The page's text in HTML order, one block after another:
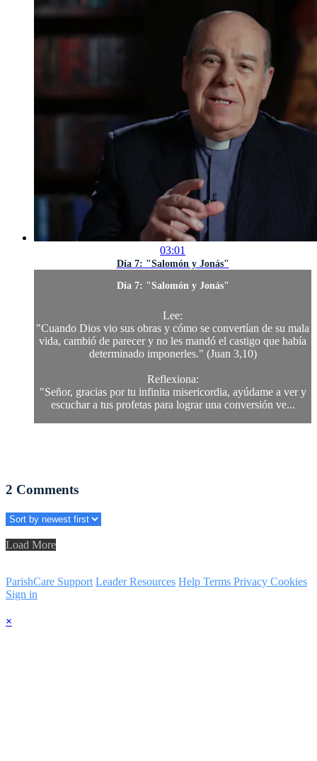
03:01
Día 7: "Salomón y Jonás"
Día 7: "Salomón y Jonás"
Lee:
"Cuando Dios vio sus obras y cómo se convertían de su mala
vida, cambió de parecer y no les mandó el castigo que había
determinado imponerles." (Juan 3,10)
Reflexiona:
"Señor, gracias por tu infinita misericordia, ayúdame a ver y
escuchar a tus profetas para lograr una conversión ve...
2 Comments
Load More
ParishCare Support Leader Resources Help Terms Privacy Cookies
Sign in
×